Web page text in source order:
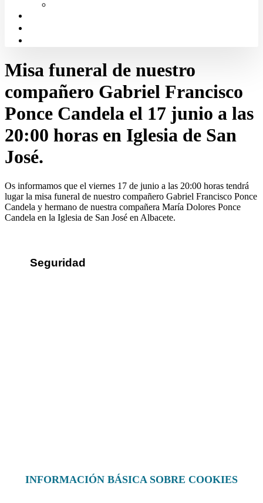
Misa funeral de nuestro
compañero Gabriel Francisco
Ponce Candela el 17 junio a las
20:00 horas en Iglesia de San
José.
Os informamos que el viernes 17 de junio a las 20:00 horas tendrá
lugar la misa funeral de nuestro compañero Gabriel Francisco Ponce
Candela y hermano de nuestra compañera María Dolores Ponce
Candela en la Iglesia de San José en Albacete.
Seguridad
INFORMACIÓN BÁSICA SOBRE COOKIES